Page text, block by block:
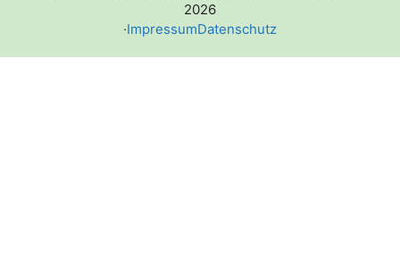
2026
·ImpressumDatenschutz